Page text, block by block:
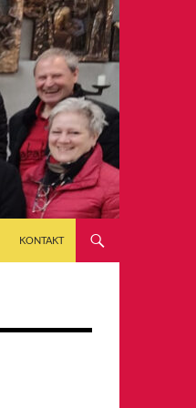
KONTAKT